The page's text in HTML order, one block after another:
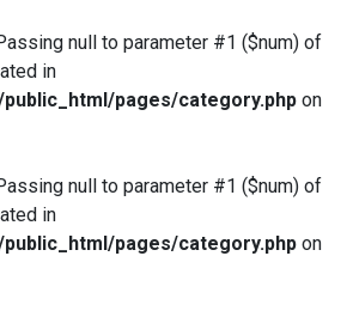
null to parameter #1 ($num) of
in
pages/category.php on
null to parameter #1 ($num) of
in
pages/category.php on